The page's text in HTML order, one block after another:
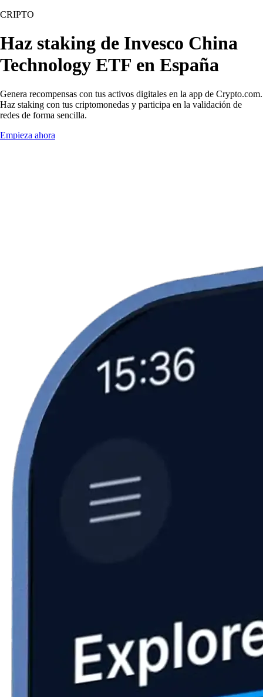
CRIPTO
Haz staking de Invesco China
Technology ETF en España
Genera recompensas con tus activos digitales en la app de Crypto.com.
Haz staking con tus criptomonedas y participa en la validación de
redes de forma sencilla.
Empieza ahora